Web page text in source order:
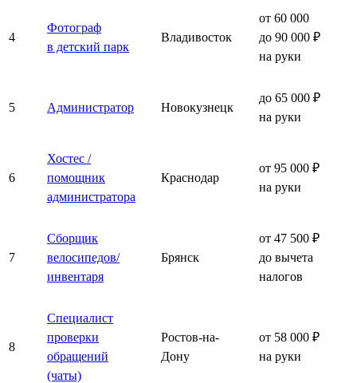
4
Фотограф
в детский парк
Владивосток
от 60 000
до 90 000 ₽
на руки
5 Администратор Новокузнецк
до 65 000 ₽
на руки
6
Хостес /
помощник
администратора
Краснодар
от 95 000 ₽
на руки
7
Сборщик
велосипедов/
инвентаря
Брянск
от 47 500 ₽
до вычета
налогов
8
Специалист
проверки
обращений
(чаты)
Ростов-на-
Дону
от 58 000 ₽
на руки